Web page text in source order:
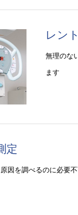
レン
無理のな
ます
定
因を調べるのに必要